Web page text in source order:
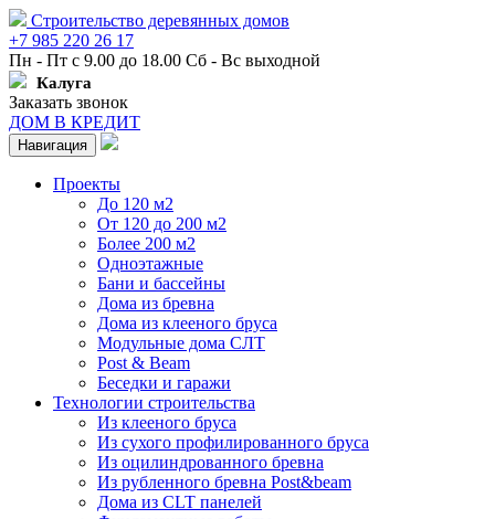
Строительство деревянных домов
+7 985 220 26 17
Пн - Пт с 9.00 до 18.00 Сб - Вс выходной
Калуга
Заказать звонок
ДОМ В КРЕДИТ
Навигация
Проекты
До 120 м2
От 120 до 200 м2
Более 200 м2
Одноэтажные
Бани и бассейны
Дома из бревна
Дома из клееного бруса
Модульные дома СЛТ
Post & Beam
Беседки и гаражи
Технологии строительства
Из клееного бруса
Из сухого профилированного бруса
Из оцилиндрованного бревна
Из рубленного бревна Post&beam
Дома из CLT панелей